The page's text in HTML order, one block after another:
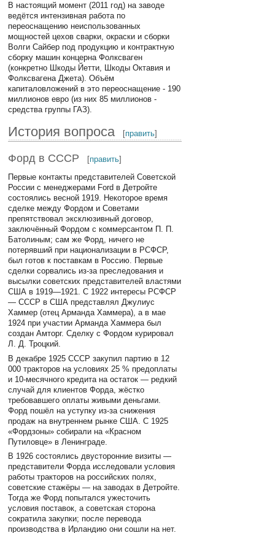
В настоящий момент (2011 год) на заводе
ведётся интензивная работа по
переоснащению неиспользованных
мощностей цехов сварки, окраски и сборки
Волги Сайбер под продукцию и контрактную
сборку машин концерна Фолксваген
(конкретно Шкоды Йетти, Шкоды Октавия и
Фолксвагена Джета). Объём
капиталовложений в это переоснащение - 190
миллионов евро (из них 85 миллионов -
средства группы ГАЗ).
История вопроса [править]
Форд в СССР [править]
Первые контакты представителей Советской
России с менеджерами Ford в Детройте
состоялись весной 1919. Некоторое время
сделке между Фордом и Советами
препятствовал эксклюзивный договор,
заключённый Фордом с коммерсантом П. П.
Батолиным; сам же Форд, ничего не
потерявший при национализации в РСФСР,
был готов к поставкам в Россию. Первые
сделки сорвались из-за преследования и
высылки советских представителей властями
США в 1919—1921. С 1922 интересы РСФСР
— СССР в США представлял Джулиус
Хаммер (отец Арманда Хаммера), а в мае
1924 при участии Арманда Хаммера был
создан Амторг. Сделку с Фордом курировал
Л. Д. Троцкий.
В декабре 1925 СССР закупил партию в 12
000 тракторов на условиях 25 % предоплаты
и 10-месячного кредита на остаток — редкий
случай для клиентов Форда, жёстко
требовавшего оплаты живыми деньгами.
Форд пошёл на уступку из-за снижения
продаж на внутреннем рынке США. С 1925
«Фордзоны» собирали на «Красном
Путиловце» в Ленинграде.
В 1926 состоялись двусторонние визиты —
представители Форда исследовали условия
работы тракторов на российских полях,
советские стажёры — на заводах в Детройте.
Тогда же Форд попытался ужесточить
условия поставок, а советская сторона
сократила закупки; после перевода
производства в Ирландию они сошли на нет.